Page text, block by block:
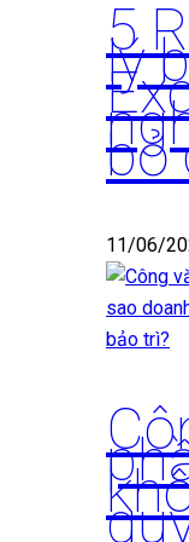
5
lý
bỏ
11/06/